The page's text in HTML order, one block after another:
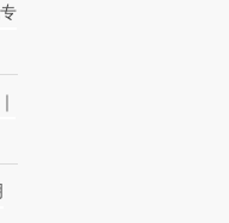
滨遭遇短时极端强降